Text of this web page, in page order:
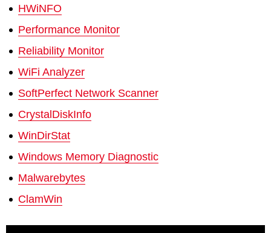
HWiNFO
Performance Monitor
Reliability Monitor
WiFi Analyzer
SoftPerfect Network Scanner
CrystalDiskInfo
WinDirStat
Windows Memory Diagnostic
Malwarebytes
ClamWin